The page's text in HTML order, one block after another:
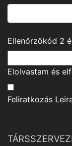
Ellenőrzőkód 2
Elolvastam és
Feliratkozás